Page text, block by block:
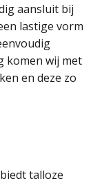
aansluit bij
lastige vorm
komen wij met
en deze zo
talloze